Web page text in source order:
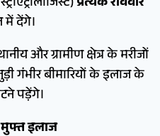
देंगे।
और ग्रामीण क्षेत्र के मरीजों
गंभीर बीमारियों के इलाज के
पड़ेंगे।
इलाज